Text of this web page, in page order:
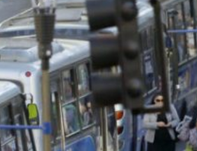
Noticias
Reportajes
Columnas
Música Clásica
Especiales